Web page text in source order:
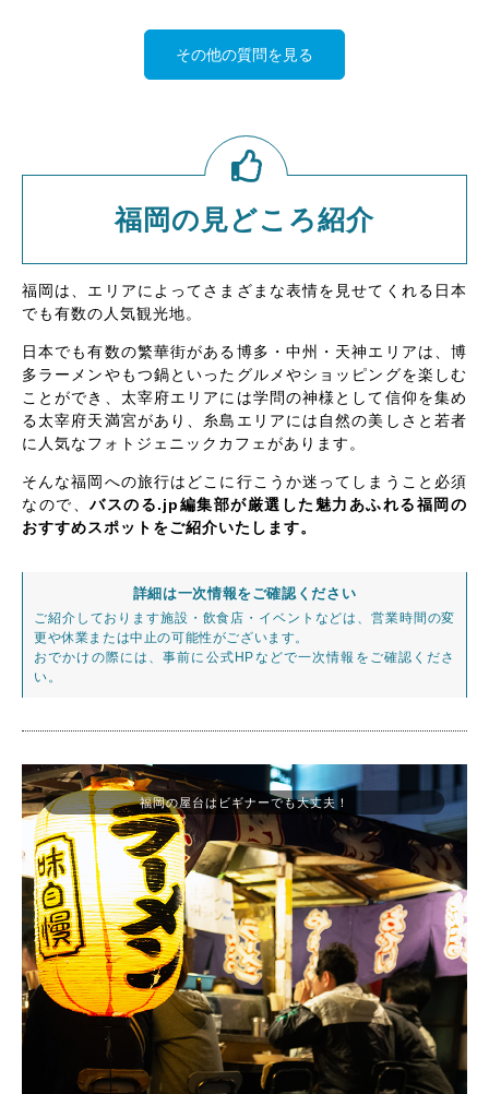
その他の質問を見る
福岡の見どころ紹介
福岡は、エリアによってさまざまな表情を見せてくれる日本
でも有数の人気観光地。
日本でも有数の繁華街がある博多・中州・天神エリアは、博
多ラーメンやもつ鍋といったグルメやショッピングを楽しむ
ことができ、太宰府エリアには学問の神様として信仰を集め
る太宰府天満宮があり、糸島エリアには自然の美しさと若者
に人気なフォトジェニックカフェがあります。
そんな福岡への旅行はどこに行こうか迷ってしまうこと必須
なので、バスのる.jp編集部が厳選した魅力あふれる福岡の
おすすめスポットをご紹介いたします。
詳細は一次情報をご確認ください
ご紹介しております施設・飲食店・イベントなどは、営業時間の変
更や休業または中止の可能性がございます。
おでかけの際には、事前に公式HPなどで一次情報をご確認くださ
い。
福岡の屋台はビギナーでも大丈夫！